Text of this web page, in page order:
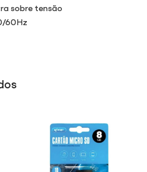
sobre tensão
60Hz